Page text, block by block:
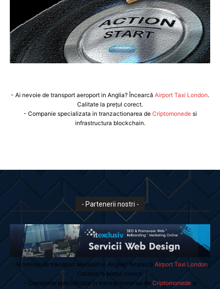
- Ai nevoie de transport aeroport in Anglia? Încearcă Airport Taxi London.
Calitate la prețul corect.
- Companie specializata in tranzactionarea de Criptomonedesi
infrastructura blockchain.
- Partenerii nostri -
- Ai nevoie de transport aeroport in Anglia? Încearcă Airport Taxi London
Calitate la prețul corect.
- Companie specializata in tranzactionarea de Criptomonedesi